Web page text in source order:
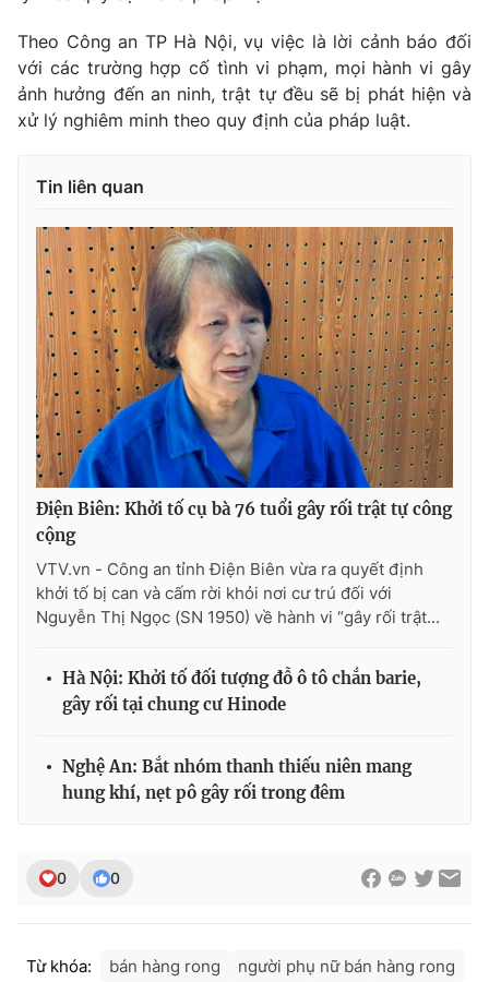
Theo Công an TP Hà Nội, vụ việc là lời cảnh báo đối
với các trường hợp cố tình vi phạm, mọi hành vi gây
ảnh hưởng đến an ninh, trật tự đều sẽ bị phát hiện và
xử lý nghiêm minh theo quy định của pháp luật.
Tin liên quan
Điện Biên: Khởi tố cụ bà 76 tuổi gây rối trật tự công
cộng
VTV.vn - Công an tỉnh Điện Biên vừa ra quyết định
khởi tố bị can và cấm rời khỏi nơi cư trú đối với
Nguyễn Thị Ngọc (SN 1950) về hành vi “gây rối trật...
Hà Nội: Khởi tố đối tượng đỗ ô tô chắn barie,
gây rối tại chung cư Hinode
Nghệ An: Bắt nhóm thanh thiếu niên mang
hung khí, nẹt pô gây rối trong đêm
0 0
Từ khóa: bán hàng rong
người phụ nữ bán hàng rong